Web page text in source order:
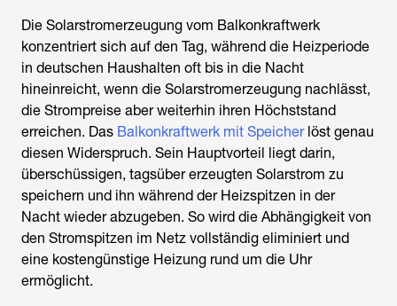
Die Solarstromerzeugung vom Balkonkraftwerk
konzentriert sich auf den Tag, während die Heizperiode
in deutschen Haushalten oft bis in die Nacht
hineinreicht, wenn die Solarstromerzeugung nachlässt,
die Strompreise aber weiterhin ihren Höchststand
erreichen. Das Balkonkraftwerk mit Speicherlöst genau
diesen Widerspruch. Sein Hauptvorteil liegt darin,
überschüssigen, tagsüber erzeugten Solarstrom zu
speichern und ihn während der Heizspitzen in der
Nacht wieder abzugeben. So wird die Abhängigkeit von
den Stromspitzen im Netz vollständig eliminiert und
eine kostengünstige Heizung rund um die Uhr
ermöglicht.